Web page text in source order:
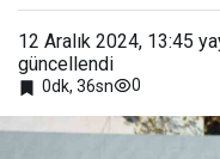
12 Aralık 2024, 13:45
güncellendi
0dk, 36sn 0